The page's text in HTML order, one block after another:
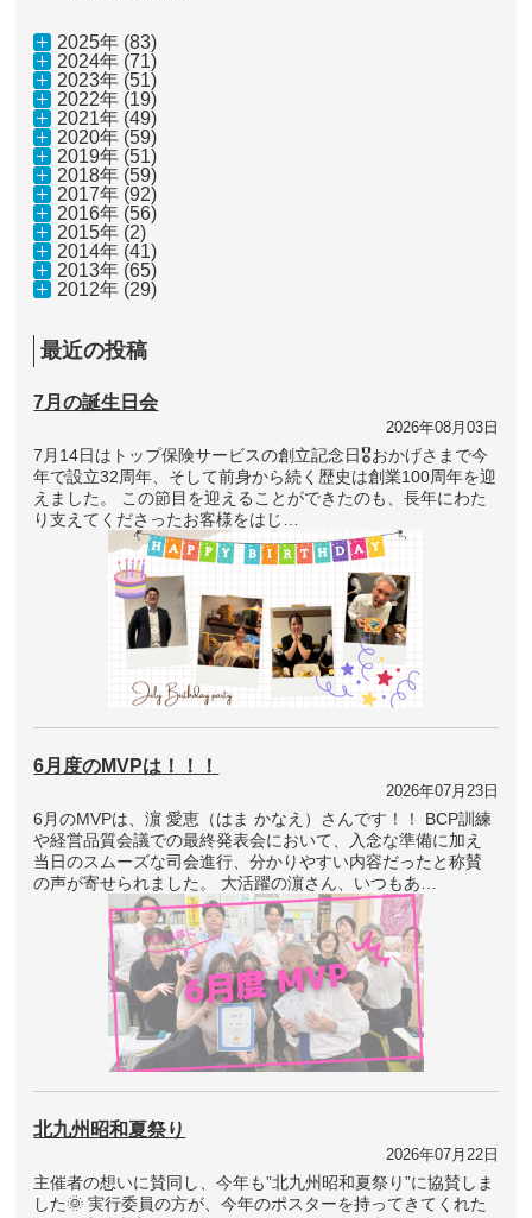
2025年 (83)
2024年 (71)
2023年 (51)
2022年 (19)
2021年 (49)
2020年 (59)
2019年 (51)
2018年 (59)
2017年 (92)
2016年 (56)
2015年 (2)
2014年 (41)
2013年 (65)
2012年 (29)
最近の投稿
7月の誕生日会
2026年08月03日
7月14日はトップ保険サービスの創立記念日🎖おかげさまで今
年で設立32周年、そして前身から続く歴史は創業100周年を迎
えました。 この節目を迎えることができたのも、長年にわた
り支えてくださったお客様をはじ…
6月度のMVPは！！！
2026年07月23日
6月のMVPは、濵 愛恵（はま かなえ）さんです！！ BCP訓練
や経営品質会議での最終発表会において、入念な準備に加え
当日のスムーズな司会進行、分かりやすい内容だったと称賛
の声が寄せられました。 大活躍の濵さん、いつもあ…
北九州昭和夏祭り
2026年07月22日
主催者の想いに賛同し、今年も”北九州昭和夏祭り”に協賛しま
した🌞 実行委員の方が、今年のポスターを持ってきてくれた